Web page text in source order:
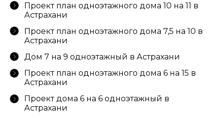
Проект план одноэтажного дома 10 на 11 в
Астрахани
Проект план одноэтажного дома 7,5 на 10 в
Астрахани
Дом 7 на 9 одноэтажный в Астрахани
Проект план одноэтажного дома 6 на 15 в
Астрахани
Проект дома 6 на 6 одноэтажный в
Астрахани
+7(937)900-00-67